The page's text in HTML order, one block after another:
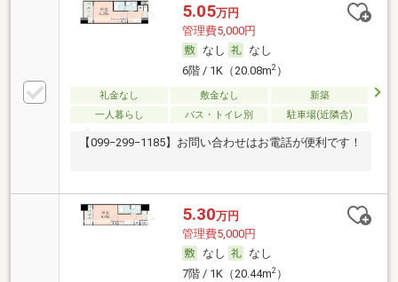
5.05万円
管理費5,000円
なし
なし
6階 / 1K（20.08m2）
礼金なし 敷金なし
新築
一人暮らし
バス・トイレ別 駐車場(近隣含)
【099−299−1185】お問い合わせはお電話が便利です！
5.30万円
管理費5,000円
なし
なし
7階 / 1K（20.44m2）